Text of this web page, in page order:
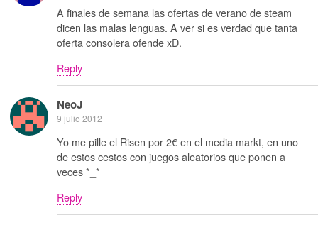
A finales de semana las ofertas de verano de steam
dicen las malas lenguas. A ver si es verdad que tanta
oferta consolera ofende xD.
Reply
NeoJ
9 julio 2012
Yo me pille el Risen por 2€ en el media markt, en uno
de estos cestos con juegos aleatorios que ponen a
veces *_*
Reply